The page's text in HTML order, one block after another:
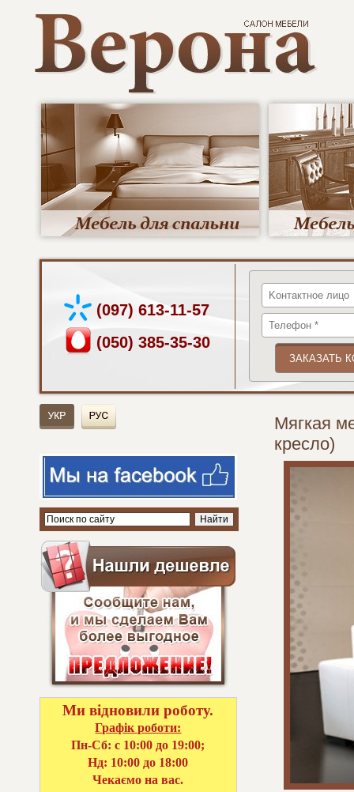
(097) 613-11-57
(050) 385-35-30
Ми відновили роботу.
Графік роботи:
Пн-Сб: с 10:00 до 19:00;
Нд: 10:00 до 18:00
Чекаємо на вас.
Мягкая
кресло)